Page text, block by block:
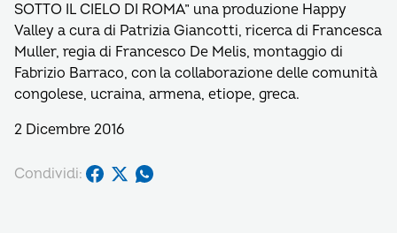
SOTTO IL CIELO DI ROMA” una produzione Happy
Valley a cura di Patrizia Giancotti, ricerca di Francesca
Muller, regia di Francesco De Melis, montaggio di
Fabrizio Barraco, con la collaborazione delle comunità
congolese, ucraina, armena, etiope, greca.
2 Dicembre 2016
Condividi: